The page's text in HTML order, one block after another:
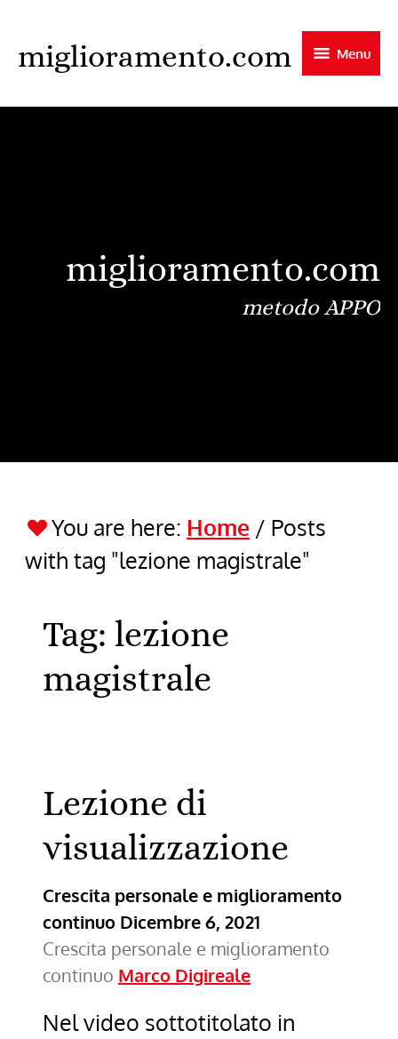
to
content
miglioramento.com Menu
miglioramento.com
metodo APPO
You are here: Home / Posts
with tag "lezione magistrale"
Tag: lezione
magistrale
Lezione di
visualizzazione
Crescita personale e miglioramento
continuo Dicembre 6, 2021
Crescita personale e miglioramento
continuo Marco Digireale
Nel video sottotitolato in